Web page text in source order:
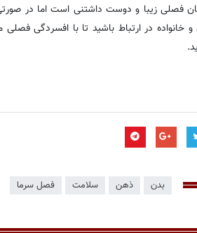
فصلی زیبا و دوست داشتنی است اما در
خانواده در ارتباط باشید تا با افسردگی
بدن ذهن سلامت فصل سرما